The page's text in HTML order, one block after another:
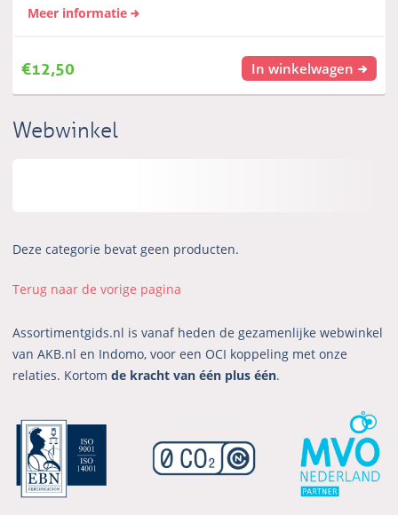
Meer informatie
€12,50 In winkelwagen
Webwinkel
Deze categorie bevat geen producten.
Terug naar de vorige pagina
Assortimentgids.nl is vanaf heden de gezamenlijke webwinkel
van AKB.nl en Indomo, voor een OCI koppeling met onze
relaties. Kortomde kracht van één plus één.